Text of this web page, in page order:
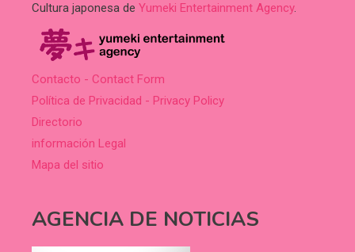
Cultura japonesa de Yumeki Entertainment Agency.
Contacto - Contact Form
Política de Privacidad - Privacy Policy
Directorio
información Legal
Mapa del sitio
AGENCIA DE NOTICIAS